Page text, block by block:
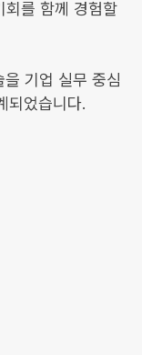
를 함께 경험할
기업 실무 중심
되었습니다.